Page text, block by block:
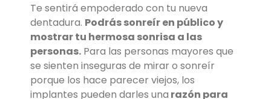
Te sentirá empoderado con tu nueva
dentadura. Podrás sonreír en público y
mostrar tu hermosa sonrisa a las
personas. Para las personas mayores que
se sienten inseguras de mirar o sonreír
porque los hace parecer viejos, los
implantes pueden darles una razón para